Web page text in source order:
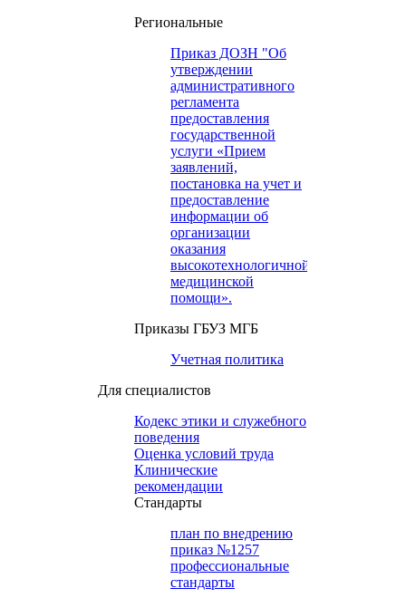
Региональные
Приказ ДОЗН "Об
утверждении
административного
регламента
предоставления
государственной
услуги «Прием
заявлений,
постановка на учет и
предоставление
информации об
организации
оказания
высокотехнологичной
медицинской
помощи».
Приказы ГБУЗ МГБ
Учетная политика
Для специалистов
Кодекс этики и служебного
поведения
Оценка условий труда
Клинические
рекомендации
Cтандарты
план по внедрению
приказ №1257
профессиональные
стандарты